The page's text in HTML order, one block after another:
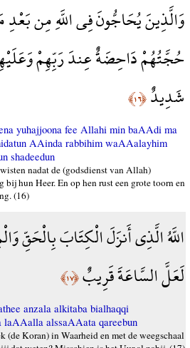
وَالَّذِينَ يُحَاجُّونَ فِي اللَّهِ مِن
حُجَّتُهُمْ دَاحِضَةٌ عِندَ رَبِّهِمْ
شَدِيدٌ﴿١٦﴾
yuhajjoona fee Allahi min baAAdi ma
AAinda rabbihim waAAalayhim
shadeedun
nadat de (godsdienst van Allah)
bij hun Heer. En op hen rust een grote toorn en
(16)
اللَّهُ الَّذِي أَنزَلَ الْكِتَابَ بِالْحَقِّ
لَعَلَّ السَّاعَةَ قَرِيبٌ﴿١٧﴾
anzala alkitaba bialhaqqi
laAAalla alssaAAata qareebun
(de Koran) in Waarheid en met de weegschaal